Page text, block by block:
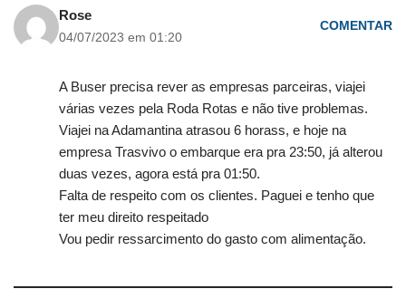
Rose
04/07/2023 em 01:20
COMENTAR
A Buser precisa rever as empresas parceiras, viajei
várias vezes pela Roda Rotas e não tive problemas.
Viajei na Adamantina atrasou 6 horass, e hoje na
empresa Trasvivo o embarque era pra 23:50, já alterou
duas vezes, agora está pra 01:50.
Falta de respeito com os clientes. Paguei e tenho que
ter meu direito respeitado
Vou pedir ressarcimento do gasto com alimentação.